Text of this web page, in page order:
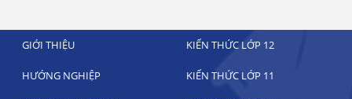
GIỚI THIỆU KIẾN THỨC LỚP 12
HƯỚNG NGHIỆP KIẾN THỨC LỚP 11